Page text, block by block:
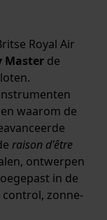
Royal Air
Master de
waarom de
raison d'être
ontwerpen
in de
zonne-